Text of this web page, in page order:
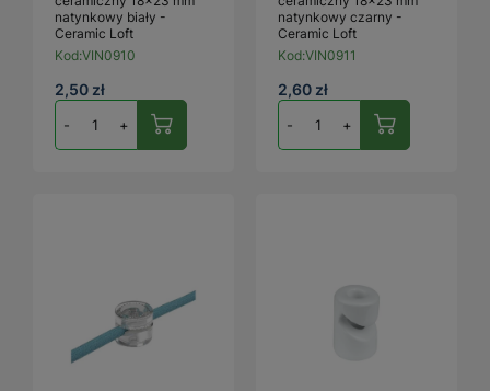
natynkowy biały -
Ceramic Loft
Kod:VIN0910
2,50 zł
- +
natynkowy czarny -
Ceramic Loft
Kod:VIN0911
2,60 zł
- +